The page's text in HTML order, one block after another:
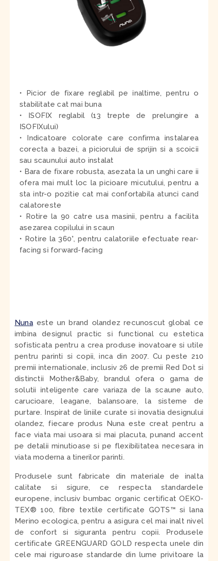
• Picior de fixare reglabil pe inaltime, pentru o
stabilitate cat mai buna
• ISOFIX reglabil (13 trepte de prelungire a
ISOFIXului)
• Indicatoare colorate care confirma instalarea
corecta a bazei, a piciorului de sprijin si a scoicii
sau scaunului auto instalat
• Bara de fixare robusta, asezata la un unghi care ii
ofera mai mult loc la picioare micutului, pentru a
sta intr-o pozitie cat mai confortabila atunci cand
calatoreste
• Rotire la 90 catre usa masinii, pentru a facilita
asezarea copilului in scaun
• Rotire la 360°, pentru calatoriile efectuate rear-
facing si forward-facing
Nunaeste un brand olandez recunoscut global ce
imbina designul practic si functional cu estetica
sofisticata pentru a crea produse inovatoare si utile
pentru parinti si copii, inca din 2007. Cu peste 210
premii internationale, inclusiv 26 de premii Red Dot si
distinctii Mother&Baby, brandul ofera o gama de
solutii inteligente care variaza de la scaune auto,
carucioare, leagane, balansoare, la sisteme de
purtare. Inspirat de liniile curate si inovatia designului
olandez, fiecare produs Nuna este creat pentru a
face viata mai usoara si mai placuta, punand accent
pe detalii minutioase si pe flexibilitatea necesara in
viata moderna a tinerilor parinti.
Produsele sunt fabricate din materiale de inalta
calitate si sigure, ce respecta standardele
europene, inclusiv bumbac organic certificat OEKO-
TEX® 100, fibre textile certificate GOTS™ si lana
Merino ecologica, pentru a asigura cel mai inalt nivel
de confort si siguranta pentru copii.
Produsele
certificate GREENGUARD GOLD respecta unele din
cele mai riguroase standarde din lume privitoare la